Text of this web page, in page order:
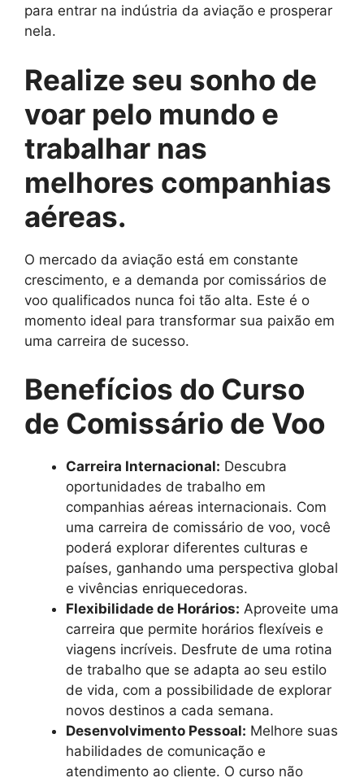
para entrar na indústria da aviação e prosperar
nela.
Realize seu sonho de
voar pelo mundo e
trabalhar nas
melhores companhias
aéreas.
O mercado da aviação está em constante
crescimento, e a demanda por comissários de
voo qualificados nunca foi tão alta. Este é o
momento ideal para transformar sua paixão em
uma carreira de sucesso.
Benefícios do Curso
de Comissário de Voo
Carreira Internacional: Descubra
oportunidades de trabalho em
companhias aéreas internacionais. Com
uma carreira de comissário de voo, você
poderá explorar diferentes culturas e
países, ganhando uma perspectiva global
e vivências enriquecedoras.
Flexibilidade de Horários: Aproveite uma
carreira que permite horários flexíveis e
viagens incríveis. Desfrute de uma rotina
de trabalho que se adapta ao seu estilo
de vida, com a possibilidade de explorar
novos destinos a cada semana.
Desenvolvimento Pessoal: Melhore suas
habilidades de comunicação e
atendimento ao cliente. O curso não